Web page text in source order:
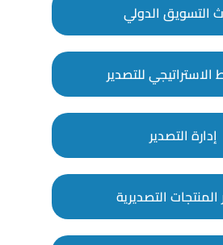
التسويق الدولي
الاستراتيجي للتصدير
إدارة التصدير
المنتجات التصديرية